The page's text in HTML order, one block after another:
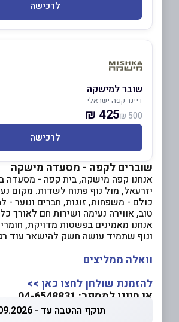
לרכישה
שובר למישקה
דיינר קפה ישראלי
500 ₪
425 ₪
לרכישה
שוברים לקפה - מסעדה מישקה
אנחנו קפה מישקה, בית קפה - מסעדה
יזרעאל, מול נוף פתוח לשדות. מקום
כולם - משפחות, זוגות, חברים ונוער -
טוב, אווירה נעימה ושירות חם לאורך
אנחנו מאמינים בפשטות מדויקת,
ונוף שתמיד עושה חשק להישאר עוד
וואלה ממליצים
להזמנת שולחן לחצו כאן >>
או חייגו למספר: 04-6548831
תוקף ההטבה עד - 10.09.2026